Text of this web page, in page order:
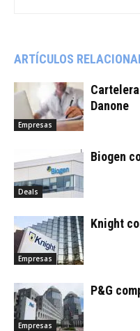
ARTÍCULOS
Empresas
Danone
Deals
Biogen
Empresas
Knight
Empresas
P&G